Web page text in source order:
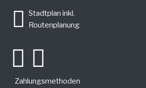
Stadtplan inkl.
Routenplanung
Zahlungsmethoden